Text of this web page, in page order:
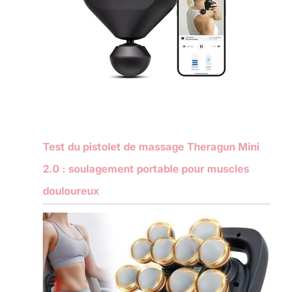
Test du pistolet de massage Theragun Mini
2.0 : soulagement portable pour muscles
douloureux